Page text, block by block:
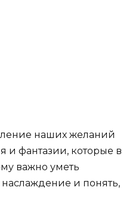
наших желаний
и фантазии, которые в
важно уметь
и понять,